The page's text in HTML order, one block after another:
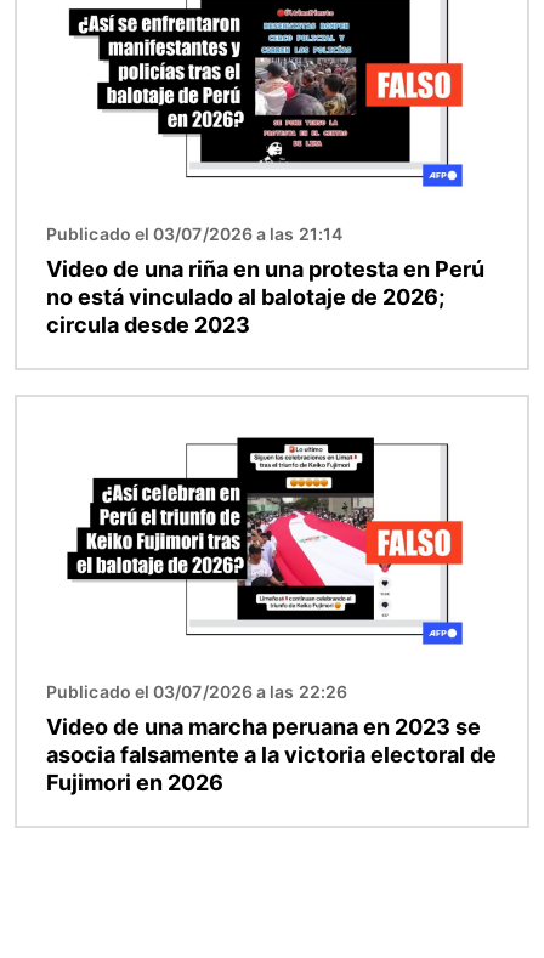
Publicado el 03/07/2026 a las 21:14
Video de una riña en una protesta en Perú
no está vinculado al balotaje de 2026;
circula desde 2023
Publicado el 03/07/2026 a las 22:26
Video de una marcha peruana en 2023 se
asocia falsamente a la victoria electoral de
Fujimori en 2026